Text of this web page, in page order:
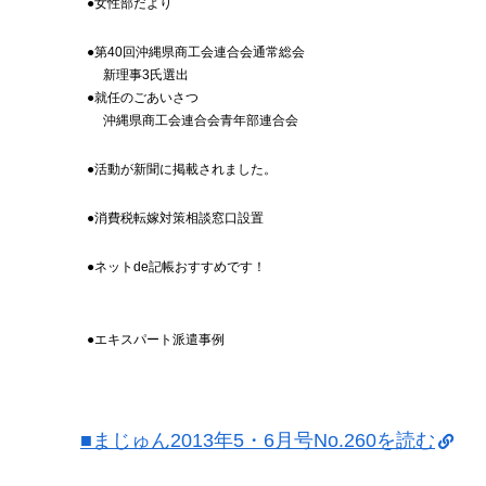
●第40回沖縄県商工会連合会通常総会
新理事3氏選出
●就任のごあいさつ
沖縄県商工会連合会青年部連合会
●活動が新聞に掲載されました。
●消費税転嫁対策相談窓口設置
●ネットde記帳おすすめです！
●エキスパート派遣事例
■まじゅん2013年5・6月号No.260を読む